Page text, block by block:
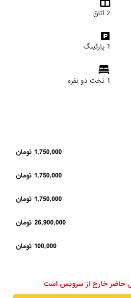
2 اتاق
1 پارکینگ
1 تخت دو نفره
1,750,000 تومان
1,750,000 تومان
1,750,000 تومان
26,900,000 تومان
100,000 تومان
حاضر خارج از سرویس است